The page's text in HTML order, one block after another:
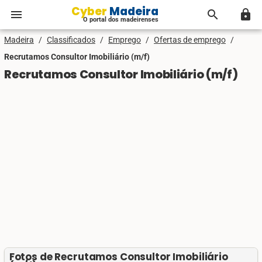
menu Cyber Madeira
O portal dos madeirenses search lock
Madeira / Classificados / Emprego / Ofertas de emprego /
Recrutamos Consultor Imobiliário (m/f)
Recrutamos Consultor Imobiliário (m/f)
Fotos de Recrutamos Consultor Imobiliário